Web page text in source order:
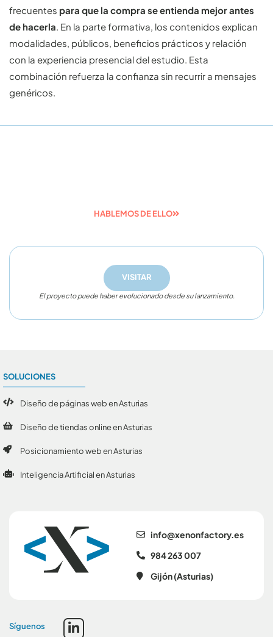
frecuentes para que la compra se entienda mejor antes
de hacerla. En la parte formativa, los contenidos explican
modalidades, públicos, beneficios prácticos y relación
con la experiencia presencial del estudio. Esta
combinación refuerza la confianza sin recurrir a mensajes
genéricos.
HABLEMOS DE ELLO
VISITAR
El proyecto puede haber evolucionado desde su lanzamiento.
se.yrotcafnonex@ofni
984 263 007
Gijón (Asturias)
Síguenos
SOLUCIONES
Diseño de páginas web en Asturias
Diseño de tiendas online en Asturias
Posicionamiento web en Asturias
Inteligencia Artificial en Asturias